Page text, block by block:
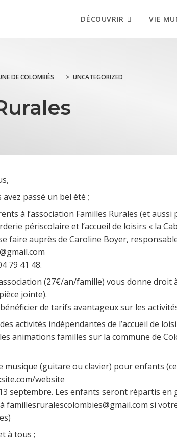
DÉCOUVRIR VIE
DE COLOMBIÈS > UNCATEGORIZED
passé un bel été ;
à l’association Familles Rurales (et
périscolaire et l’accueil de loisirs « la
faire auprès de Caroline Boyer,
79 41 48.
(27€/an/famille) vous donne
jointe).
de tarifs avantageux sur les
activités indépendantes de l’accueil de
animations familles sur la commune de
musique (guitare ou clavier) pour enfants
website
septembre. Les enfants seront répartis en
famillesruralescolombies@gmail.com si
à tous ;